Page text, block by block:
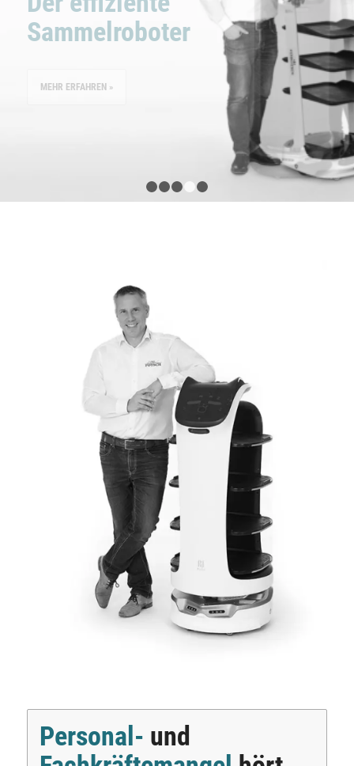
Universeller Lieferroboter
1 2 3 4 5
Personal- und